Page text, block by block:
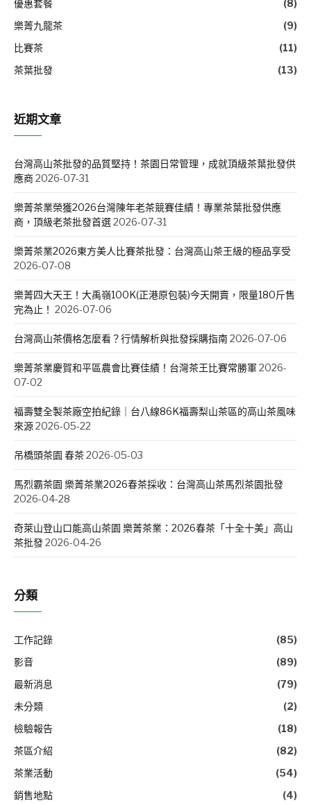
優惠套餐
(8)
樂菁九龍茶
(9)
比賽茶
(11)
茶葉批發
(13)
近期文章
台灣高山茶批發的品質堅持！茶園日常管理，成就頂級茶葉批發供
應商2026-07-31
樂菁茶業榮獲2026台灣陳年老茶競賽佳績！專業茶葉批發供應
商，頂級老茶批發首選2026-07-31
樂菁茶業2026東方美人比賽茶批發：台灣高山茶王級的極品享受
2026-07-08
樂菁四大天王！大禹嶺100K(正港原包裝)今天開賣，限量180斤售
完為止！ 2026-07-06
台灣高山茶價格怎麼看？行情解析與批發採購指南2026-07-06
樂菁茶業慶賀和平區農會比賽佳績！台灣茶王比賽常勝軍 2026-
07-02
福壽雙全製茶廠空拍紀錄｜台八線86K福壽梨山茶區的高山茶風味
來源2026-05-22
吊橋頭茶園 春茶2026-05-03
馬烈霸茶園 樂菁茶業2026春茶採收：台灣高山茶馬烈茶園批發
2026-04-28
奇萊山登山口能高山茶園 樂菁茶業：2026春茶「十全十美」高山
茶批發2026-04-26
分類
工作記錄
(85)
影音
(89)
最新消息
(79)
未分類
(2)
檢驗報告
(18)
茶區介紹
(82)
茶業活動
(54)
銷售地點
(4)